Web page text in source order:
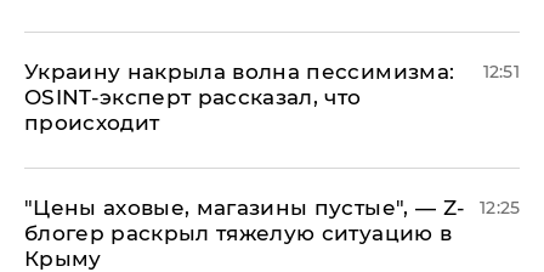
​Украину накрыла волна пессимизма:
OSINT-эксперт рассказал, что
происходит
12:51
​"Цены аховые, магазины пустые", — Z-
блогер раскрыл тяжелую ситуацию в
Крыму
12:25